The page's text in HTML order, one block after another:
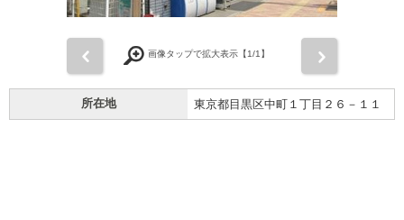
画像タップで拡大表示【1/1】
所在地 東京都目黒区中町１丁目２６－１１